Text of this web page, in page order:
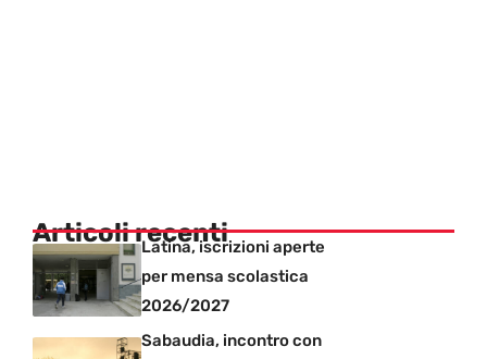
Articoli recentiLatina, iscrizioni aperte
per mensa scolastica
2026/2027
Sabaudia, incontro con